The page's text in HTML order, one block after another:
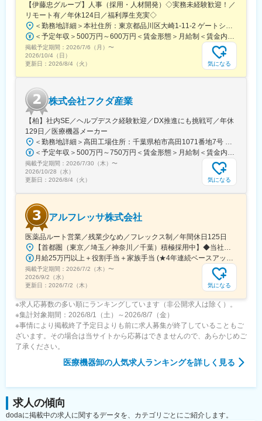
【伊藤忠グループ】人事（採用・人材開発）◇実務未経験歓迎！／
リモート有／年休124日／福利厚生充実◇
＜勤務地詳細＞本社住所：東京都品川区大崎1-11-2 ゲートシティ大崎イーストタワー22Ｆ勤務地最寄駅：JR山手線／大崎駅受動喫煙対策：屋内全面禁煙変更の範囲：会社の定める事業所（リモートワーク含む）
＜予定年収＞500万円～600万円＜賃金形態＞月給制＜賃金内訳＞月額（基本給）：300,000円～350,000円＜月給＞300,000円～350,000円＜昇給有無＞有＜残業手当＞有＜給与補足＞上記年収は、あくまで目安であり、前職・経験を考慮し検討させて頂きます。■昇給：あり■賞与：あり※会社業績と個人業績に応じて算定されます。賃金はあくまでも目安の金額であり、選考を通じて上下する可能性があります。月給(月額)は固定手当を含めた表記です。
掲載予定期間： 2026/7/6（月） 〜
2026/10/4（日）
更新日： 2026/8/4（火） 気になる
株式会社フクダ産業
【柏】社内SE／ヘルプデスク経験歓迎／DX推進にも挑戦可／年休
129日／医療機器メーカー
＜勤務地詳細＞高田工場住所：千葉県柏市高田1071番地7号 勤務地最寄駅：つくばエクスプレス線／柏の葉キャンパス駅受動喫煙対策：屋内全面禁煙変更の範囲：【変更の範囲：流山本社および高田工場】
＜予定年収＞500万円～750万円＜賃金形態＞月給制＜賃金内訳＞月額（基本給）：300,000円～430,000円＜月給＞300,000円～430,000円＜昇給有無＞有＜残業手当＞有＜給与補足＞※経験・スキルを考慮の上決定いたします。■賞与：年2回（7月・12月）※昨年実績4.2ヶ月■昇給：年1回（1月）■モデル年収：・年収580万円 主任（月給34万円×12ヶ月＋諸手当）・年収820万円 課長（月給48万円×12ヶ月＋諸手当）賃金はあくまでも目安の金額であり、選考を通じて上下する可能性があります。月給(月額)は固定手当を含めた表記です。
掲載予定期間： 2026/7/30（木） 〜
2026/10/28（水）
更新日： 2026/8/4（火） 気になる
アルフレッサ株式会社
医薬品ルート営業／残業少なめ／フレックス制／年間休日125日
【首都圏（東京／埼玉／神奈川／千葉）積極採用中】◆当社が展開する【北海道／関東／首都圏／中部／近畿／九州】の各事業所へご希望を考慮した上で配属となります。【北海道】北海道【関東】栃木／群馬／茨城／長野／山梨／新潟【首都圏】東京／埼玉／神奈川／千葉★積極採用エリア【中部】静岡／愛知／三重／岐阜【近畿】滋賀／兵庫／大阪／京都／奈良／和歌山【九州】福岡／長崎／熊本／大分／宮崎／鹿児島各事業所の詳細については、弊社HPよりご確認ください※「企業情報」→「拠点」よりご確認いただけます。屋内禁煙(※喫煙室あり※禁煙タイムあり※喫煙室での就労はありません)
月給25万円以上＋役割手当＋家族手当 (★4年連続ベースアップ実施！)※時間外手当別途支給※年齢、経験、能力を考慮の上、優遇します
掲載予定期間： 2026/7/2（木） 〜
2026/9/2（水）
更新日： 2026/7/2（木） 気になる
※求人応募数の多い順にランキングしています（非公開求人は除く）。
※集計対象期間：2026/8/1（土）～2026/8/7（金）
※事情により掲載終了予定日よりも前に求人募集が終了していることもご
ざいます。その場合は当サイトから応募はできませんので、あらかじめご
了承ください。
医療機器卸の人気求人ランキングを詳しく見る
求人の傾向
dodaに掲載中の求人に関するデータを、カテゴリごとにご紹介します。